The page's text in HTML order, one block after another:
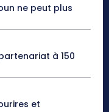
ne peut plus
à 150
et